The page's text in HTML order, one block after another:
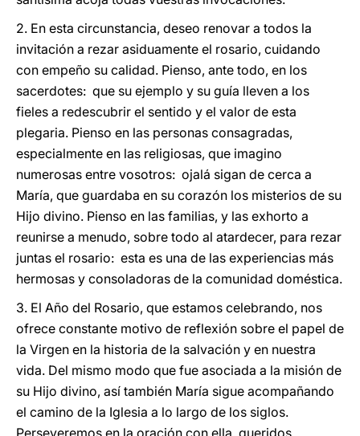
2. En esta circunstancia, deseo renovar a todos la
invitación a rezar asiduamente el rosario, cuidando
con empeño su calidad. Pienso, ante todo, en los
sacerdotes: que su ejemplo y su guía lleven a los
fieles a redescubrir el sentido y el valor de esta
plegaria. Pienso en las personas consagradas,
especialmente en las religiosas, que imagino
numerosas entre vosotros: ojalá sigan de cerca a
María, que guardaba en su corazón los misterios de su
Hijo divino. Pienso en las familias, y las exhorto a
reunirse a menudo, sobre todo al atardecer, para rezar
juntas el rosario: esta es una de las experiencias más
hermosas y consoladoras de la comunidad doméstica.
3. El Año del Rosario, que estamos celebrando, nos
ofrece constante motivo de reflexión sobre el papel de
la Virgen en la historia de la salvación y en nuestra
vida. Del mismo modo que fue asociada a la misión de
su Hijo divino, así también María sigue acompañando
el camino de la Iglesia a lo largo de los siglos.
Perseveremos en la oración con ella, queridos